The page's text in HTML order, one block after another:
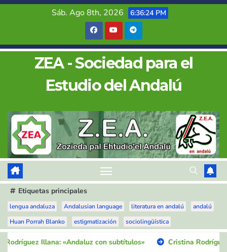
Saltar
Sáb. Ago 8th, 2026 6:36:25 PM
ZEA - Sociedad para el
Estudio del Andalú
Etiquetas principales
lengua andaluza Andalusian language literatura en andalú
andalú
Huan Porrah Blanko
estigmatización sociolingüística
Illana: «Andaluz con subtítulos» Cristina Rodríguez López: